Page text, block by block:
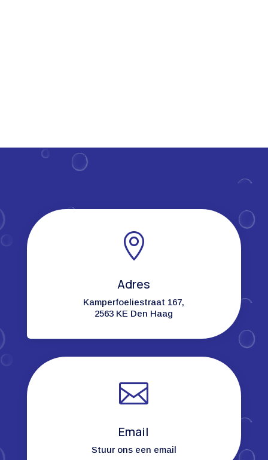

Adres
Kamperfoeliestraat 167,
2563 KE Den Haag

Email
Stuur ons een email